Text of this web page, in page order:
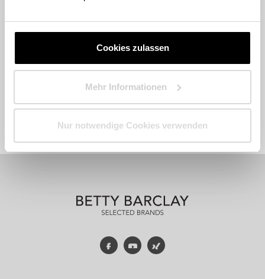
Cookies zulassen
Mehr Informationen
Nur notwendige Cookies verwenden
FacebookYouTube